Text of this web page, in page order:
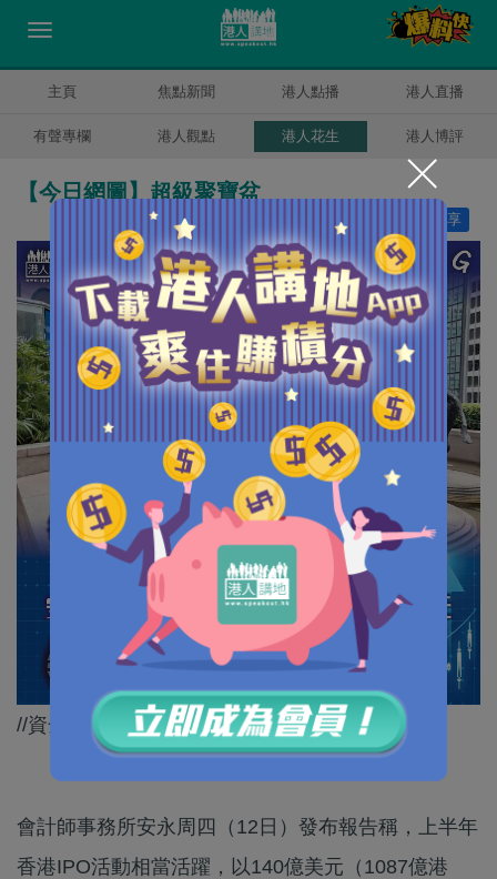
主頁 焦點新聞 港人點播 港人直播
有聲專欄 港人觀點 港人花生 港人博評
【今日網圖】超級聚寶盆
分享
讚好
//資金不斷流入，反映市場對香港充滿信心！//
會計師事務所安永周四（12日）發布報告稱，上半年
香港IPO活動相當活躍，以140億美元（1087億港